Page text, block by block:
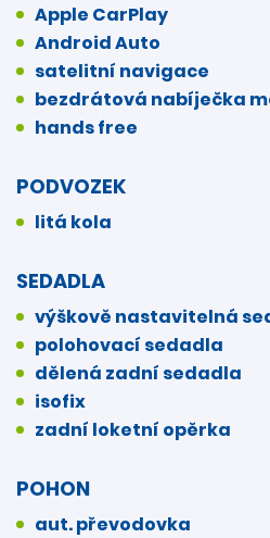
Apple CarPlay
Android Auto
satelitní navigace
bezdrátová nabíječka
hands free
PODVOZEK
litá kola
SEDADLA
výškově nastavitelná
polohovací sedadla
dělená zadní sedadla
isofix
zadní loketní opěrka
POHON
aut. převodovka